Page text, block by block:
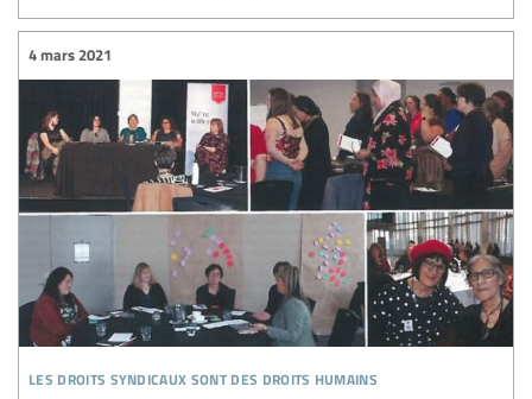
les droits syndicaux sont des droits humains
4 mars 2021